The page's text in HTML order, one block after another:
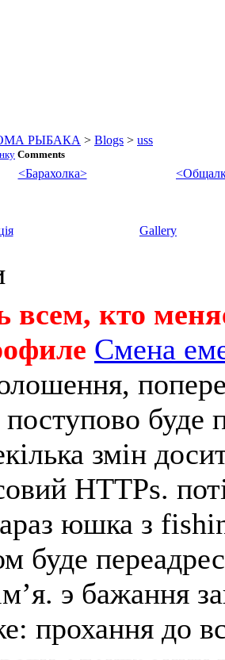
РЫБАКА > Blogs > uss
Comments
<Барахолка>
Gallery
всем, кто
Смена
буде
змін
HTTPs.
юшка з
буде
э бажання
прохання до